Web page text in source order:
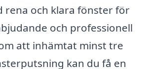
rena och klara fönster för
och professionell
att inhämtat minst tre
kan du få en